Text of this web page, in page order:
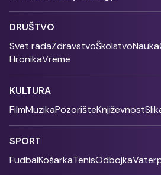
DRUŠTVO
Svet radaZdravstvoŠkolstvoNauka
HronikaVreme
KULTURA
FilmMuzikaPozorišteKnjiževnost
SPORT
FudbalKošarkaTenisOdbojka